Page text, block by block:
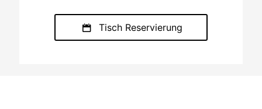
Tisch Reservierung